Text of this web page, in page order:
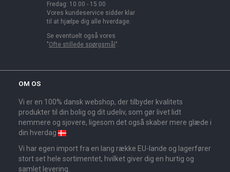
Fredag: 10.00 - 15.00
Vores kundeservice sidder klar
til at hjælpe dig alle hverdage.
Se eventuelt også vores
"Ofte stillede spørgsmål ".
OM OS
Vi er en 100% dansk webshop, der tilbyder kvalitets
produkter til din bolig og dit udeliv, som gør livet lidt
nemmere og sjovere, ligesom det også skaber mere glæde i
din hverdag
Vi har egen import fra en lang række EU-lande og lagerfører
stort set hele sortimentet, hvilket giver dig en hurtig og
samlet levering.